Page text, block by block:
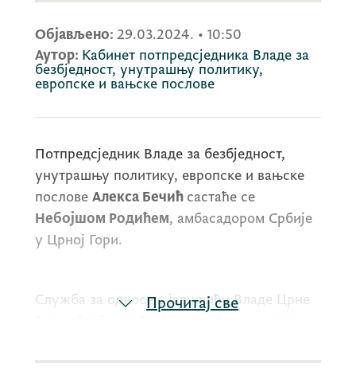
Објављено: 29.03.2024. • 10:50
Аутор: Кабинет потпредсједника Владе за
безбједност, унутрашњу политику,
европске и вањске послове
Потпредсједник Владе за безбједност,
унутрашњу политику, европске и вањске
послове Алекса Бечић састаће се
Небојшом Родићем, амбасадором Србије
у Црној Гори.
Служба за односе с јавношћу Владе Црне
Прочитај све